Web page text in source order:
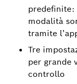
predefinite:
modalità
tramite
Tre
per grande
controllo